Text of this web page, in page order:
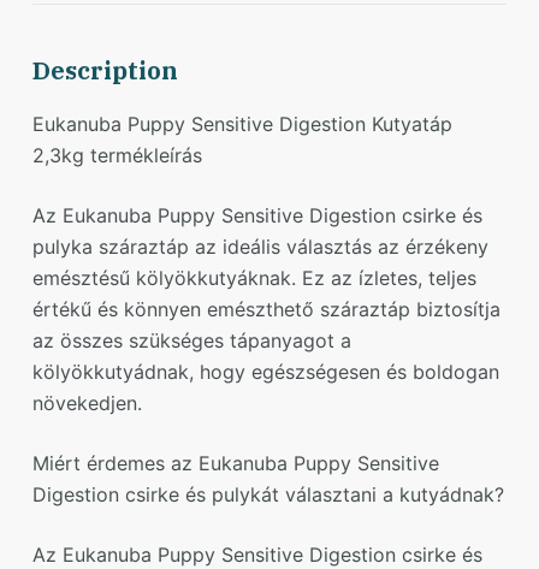
Description
Eukanuba Puppy Sensitive Digestion Kutyatáp
2,3kg termékleírás
Az Eukanuba Puppy Sensitive Digestion csirke és
pulyka száraztáp az ideális választás az érzékeny
emésztésű kölyökkutyáknak. Ez az ízletes, teljes
értékű és könnyen emészthető száraztáp biztosítja
az összes szükséges tápanyagot a
kölyökkutyádnak, hogy egészségesen és boldogan
növekedjen.
Miért érdemes az Eukanuba Puppy Sensitive
Digestion csirke és pulykát választani a kutyádnak?
Az Eukanuba Puppy Sensitive Digestion csirke és